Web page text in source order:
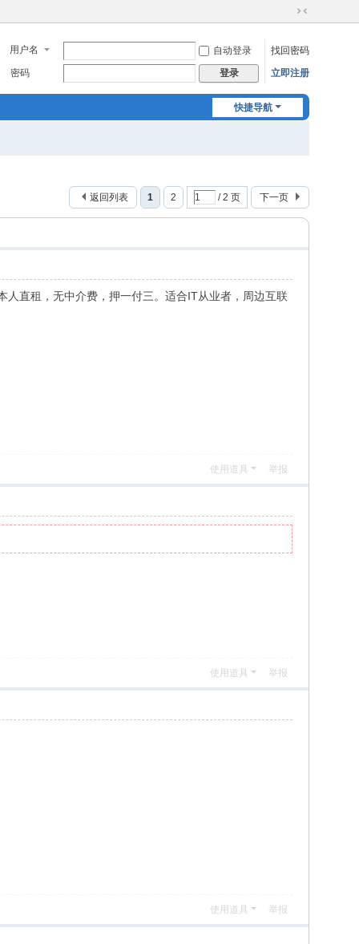
切
到
窄
用户名 自动登录
找回密码
密码
登录 立即注册
快捷导航
1 2 / 2 页 下一页
返回列表
直租，无中介费，押一付三。适合IT从业者，周边互联
使用道具 举报
使用道具 举报
使用道具 举报